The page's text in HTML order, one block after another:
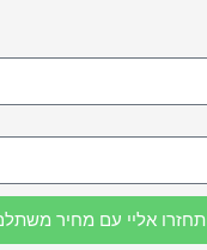
תחזרו אליי עם מחיר